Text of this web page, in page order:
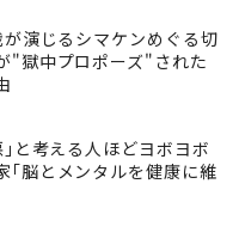
演じるシマケンめぐる切
"獄中プロポーズ"された
と考える人ほどヨボヨボ
脳とメンタルを健康に維